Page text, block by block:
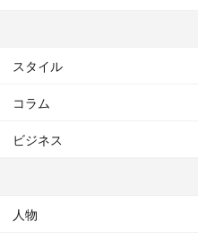
スタイル
コラム
ビジネス
人物